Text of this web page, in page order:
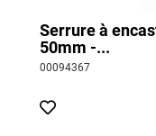
Serrure à
50mm -...
00094367